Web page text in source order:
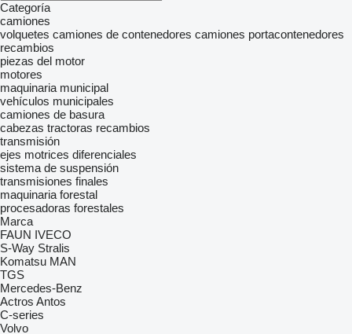
Categoría
camiones
volquetes camiones de contenedores camiones portacontenedores
recambios
piezas del motor
motores
maquinaria municipal
vehículos municipales
camiones de basura
cabezas tractoras recambios
transmisión
ejes motrices diferenciales
sistema de suspensión
transmisiones finales
maquinaria forestal
procesadoras forestales
Marca
FAUN IVECO
S-Way Stralis
Komatsu MAN
TGS
Mercedes-Benz
Actros Antos
C-series
Volvo